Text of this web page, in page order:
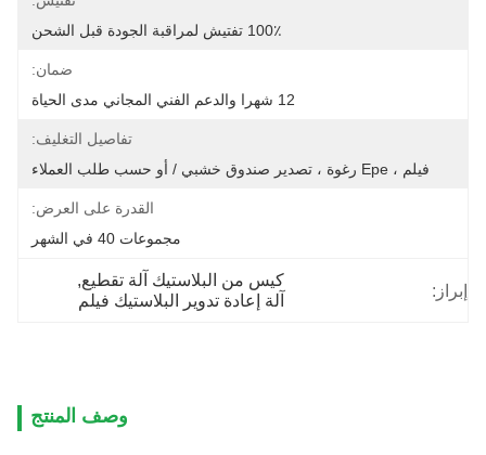
100٪ تفتيش لمراقبة الجودة قبل الشحن
ضمان:
12 شهرا والدعم الفني المجاني مدى الحياة
تفاصيل التغليف:
فيلم ، Epe رغوة ، تصدير صندوق خشبي / أو حسب طلب العملاء
القدرة على العرض:
مجموعات 40 في الشهر
إبراز:
كيس من البلاستيك آلة تقطيع,
آلة إعادة تدوير البلاستيك فيلم
وصف المنتج